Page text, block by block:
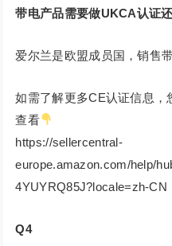
带电产品需要做UKCA认证
爱尔兰是欧盟成员国，销售
如需了解更多CE认证信息，
查看
https://sellercentral-
europe.amazon.com/help/
4YUYRQ85J?locale=zh-CN
Q4